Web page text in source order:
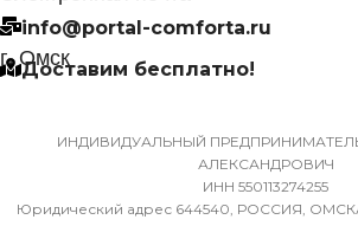
Да
ДО
info@portal-comforta.ru
г. Омск
Доставим бесплатно!
ИНДИВИДУАЛЬНЫЙ
АЛЕКСАНДРОВИЧ
ИНН 550113274255
Юридический адрес 644540, РОССИЯ,